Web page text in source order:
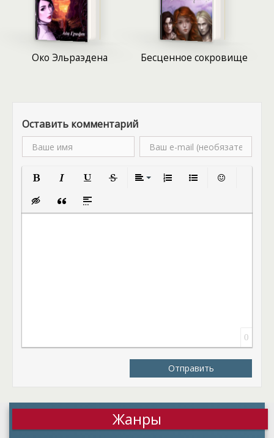
баланс между всеми этими, казалось бы,
несовместимыми задачами? Но, признаться
честно, даже среди всей этой сложной паутины
интриг, предательств и невесомых полетов,
существует одна опасность, которая пугает меня
видит насквозь все мои планы. Такая перспектива
делает всю мою миссию еще более сложной и
непредсказуемой.
Око Эльраэдена Бесценное сокровище
Оставить комментарий
Полужирный Подчеркнутый
Вставка скрытого текста
Вставка цитаты
Вставка спойлера
0
Отправить
Жанры